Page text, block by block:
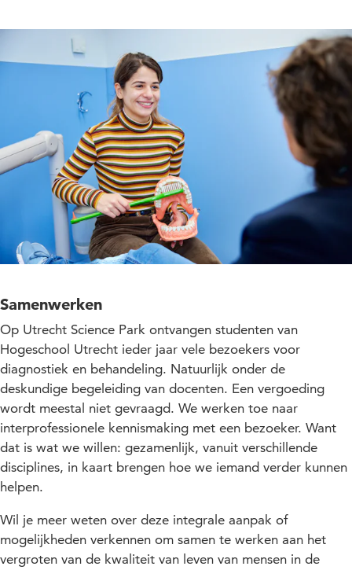
Samenwerken
Op Utrecht Science Park ontvangen studenten van
Hogeschool Utrecht ieder jaar vele bezoekers voor
diagnostiek en behandeling. Natuurlijk onder de
deskundige begeleiding van docenten. Een vergoeding
wordt meestal niet gevraagd. We werken toe naar
interprofessionele kennismaking met een bezoeker. Want
dat is wat we willen: gezamenlijk, vanuit verschillende
disciplines, in kaart brengen hoe we iemand verder kunnen
helpen.
Wil je meer weten over deze integrale aanpak of
mogelijkheden verkennen om samen te werken aan het
vergroten van de kwaliteit van leven van mensen in de